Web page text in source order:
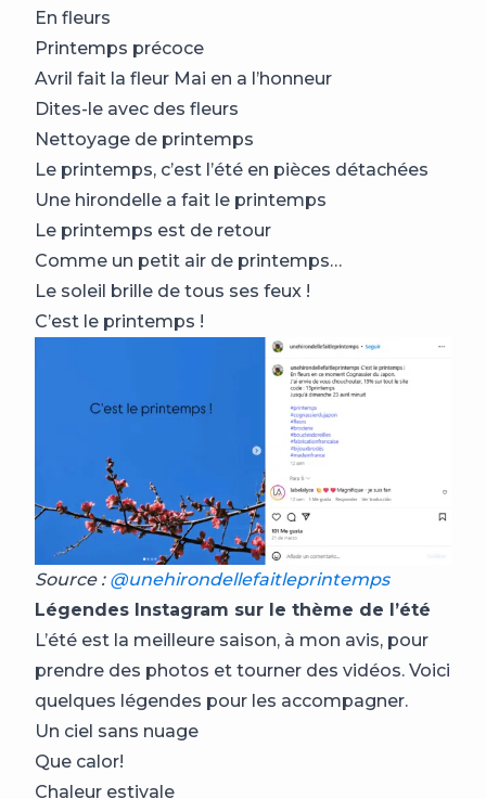
En fleurs
Printemps précoce
Avril fait la fleur Mai en a l’honneur
Dites-le avec des fleurs
Nettoyage de printemps
Le printemps, c’est l’été en pièces détachées
Une hirondelle a fait le printemps
Le printemps est de retour
Comme un petit air de printemps…
Le soleil brille de tous ses feux !
C’est le printemps !
Source : @unehirondellefaitleprintemps
Légendes Instagram sur le thème de l’été
L’été est la meilleure saison, à mon avis, pour
prendre des photos et tourner des vidéos. Voici
quelques légendes pour les accompagner.
Un ciel sans nuage
Que calor!
Chaleur estivale